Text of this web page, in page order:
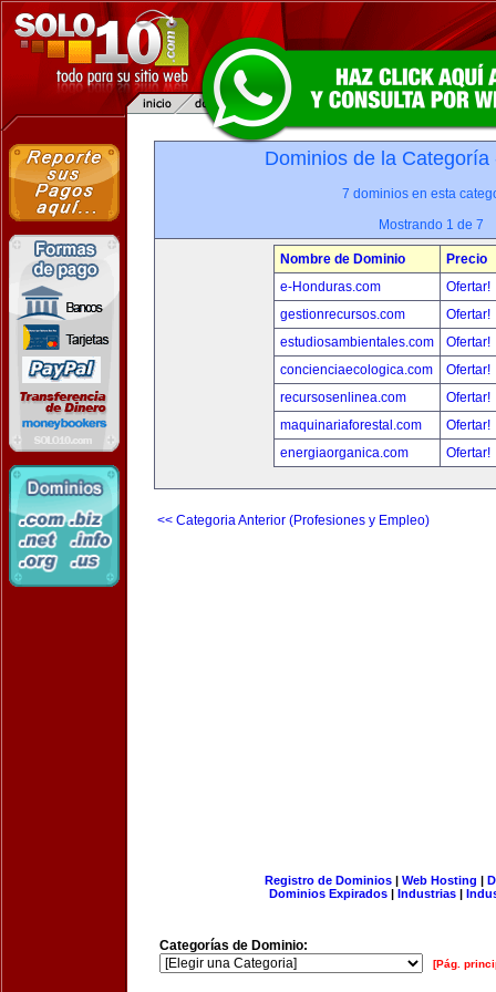
Dominios de la
7 dominios en esta
Mostrando 1 de 7
Nombre de Dominio
Precio
e-Honduras.com
Ofertar!
gestionrecursos.com
Ofertar!
estudiosambientales.com
Ofertar!
concienciaecologica.com
Ofertar!
recursosenlinea.com
Ofertar!
maquinariaforestal.com
Ofertar!
energiaorganica.com
Ofertar!
<< Categoria Anterior (Profesiones y Empleo)
Registro de Dominios| Web Hosting |
Dominios Expirados | Industrias |
Categorías de Dominio:
[Pág.